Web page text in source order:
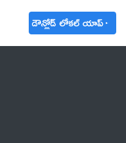
డౌన్లోడ్ లోకల్ యాప్